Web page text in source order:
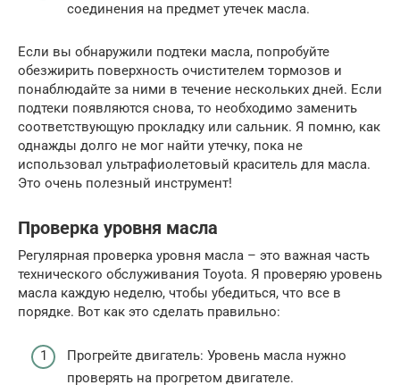
соединения на предмет утечек масла.
Если вы обнаружили подтеки масла, попробуйте
обезжирить поверхность очистителем тормозов и
понаблюдайте за ними в течение нескольких дней. Если
подтеки появляются снова, то необходимо заменить
соответствующую прокладку или сальник. Я помню, как
однажды долго не мог найти утечку, пока не
использовал ультрафиолетовый краситель для масла.
Это очень полезный инструмент!
Проверка уровня масла
Регулярная проверка уровня масла – это важная часть
технического обслуживания Toyota. Я проверяю уровень
масла каждую неделю, чтобы убедиться, что все в
порядке. Вот как это сделать правильно:
Прогрейте двигатель: Уровень масла нужно
проверять на прогретом двигателе.